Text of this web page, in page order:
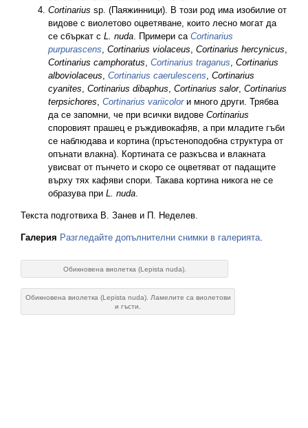
Cortinarius sp. (Паяжинници). В този род има изобилие от
видове с виолетово оцветяване, които лесно могат да
се сбъркат с L. nuda. Примери са Cortinarius
purpurascens, Cortinarius violaceus, Cortinarius hercynicus,
Cortinarius camphoratus, Cortinarius traganus, Cortinarius
alboviolaceus, Cortinarius caerulescens, Cortinarius
cyanites, Cortinarius dibaphus, Cortinarius salor, Cortinarius
terpsichores, Cortinarius variicolorи много други. Трябва
да се запомни, че при всички видове Cortinarius
споровият прашец е ръждивокафяв, а при младите гъби
се наблюдава и кортина (пръстеноподобна структура от
опънати влакна). Кортината се разкъсва и влакната
увисват от пънчето и скоро се оцветяват от падащите
върху тях кафяви спори. Такава кортина никога не се
образува при L. nuda.
Текста подготвиха В. Занев и П. Неделев.
Галерия Разгледайте допълнителни снимки в галерията.
Обикновена виолетка (Lepista nuda).
Обикновена виолетка (Lepista nuda). Ламелите са виолетови
и гъсти.